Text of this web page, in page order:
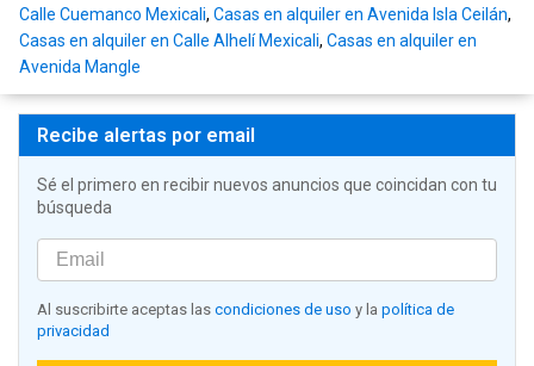
Calle Cuemanco Mexicali, Casas en alquiler en Avenida Isla Ceilán,
Casas en alquiler en Calle Alhelí Mexicali, Casas en alquiler en
Avenida Mangle
Recibe alertas por email
Sé el primero en recibir nuevos anuncios que coincidan con tu
búsqueda
Al suscribirte aceptas las condiciones de uso y la política de
privacidad